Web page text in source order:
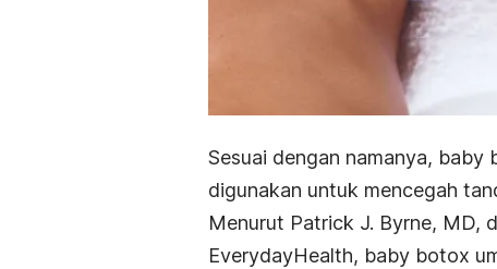
Sesuai dengan namanya,
digunakan untuk mencegah
Menurut Patrick J. Byrne, MD,
EverydayHealth, baby botox